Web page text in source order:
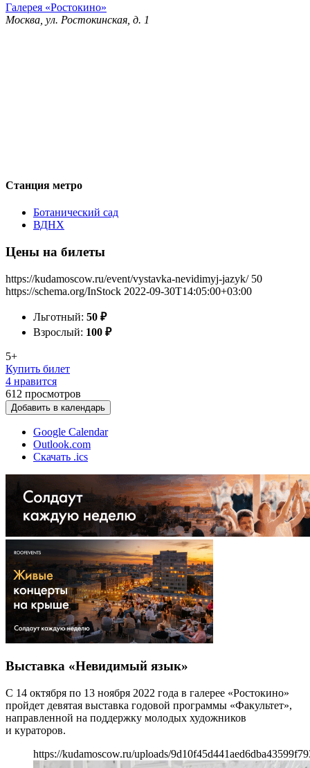
Галерея «Ростокино»
Москва, ул. Ростокинская, д. 1
Станция метро
Ботанический сад
ВДНХ
Цены на билеты
https://kudamoscow.ru/event/vystavka-nevidimyj-jazyk/ 50
https://schema.org/InStock 2022-09-30T14:05:00+03:00
Льготный: 50 ₽
Взрослый: 100 ₽
5+
Купить билет
4 нравится
612 просмотров
Добавить в календарь
Google Calendar
Outlook.com
Скачать .ics
Выставка «Невидимый язык»
С 14 октября по 13 ноября 2022 года в галерее «Ростокино»
пройдет девятая выставка годовой программы «Факультет»,
направленной на поддержку молодых художников
и кураторов.
https://kudamoscow.ru/uploads/